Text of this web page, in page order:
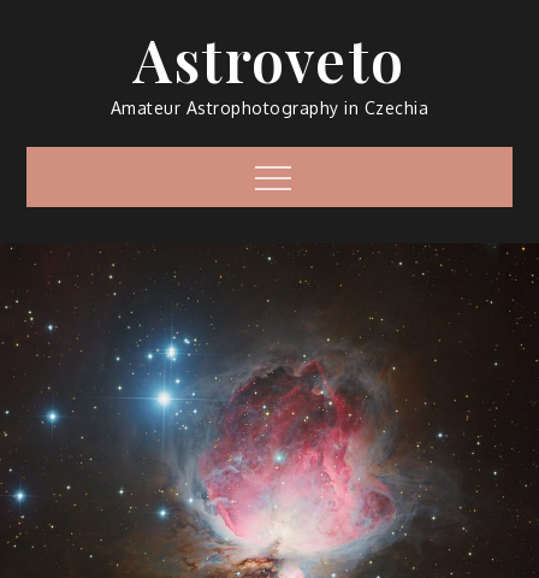
Astroveto
Amateur Astrophotography in Czechia
Menu